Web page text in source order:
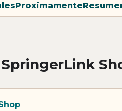
Proximamente